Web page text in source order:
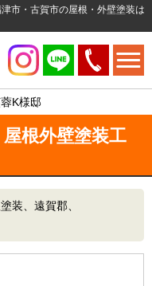
市・古賀市の屋根・外壁塗装は
K様邸
根外壁塗装工
装
遠賀郡